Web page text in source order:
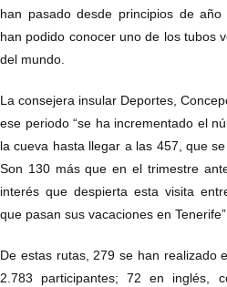
han pasado desde principios de
han podido conocer uno de los tubos
del mundo.
La consejera insular Deportes,
ese periodo “se ha incrementado el
la cueva hasta llegar a las 457, que
Son 130 más que en el trimestre
interés que despierta esta visita
que pasan sus vacaciones en
De estas rutas, 279 se han realizado
2.783 participantes; 72 en inglés,